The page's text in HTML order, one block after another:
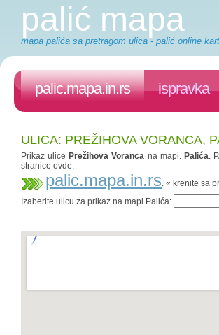
palić mapa
mapa palića sa pretragom ulica - palić online
palic.mapa.in.rs ispravka
ULICA: PREŽIHOVA VORANCA,
Prikaz ulice Prežihova Voranca na mapi. Palića.
stranice ovde:
palic.mapa.in.rs. « krenite sa
Izaberite ulicu za prikaz na mapi Palića: